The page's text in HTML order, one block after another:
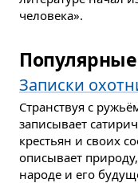
человека».
Записки
Странствуя с
записывает
крестьян и своих
описывает
народе и его